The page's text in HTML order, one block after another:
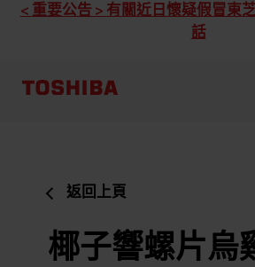
< 重要公告 > 有關近日懷疑假冒東
話
返回上頁
椰子響螺片烏